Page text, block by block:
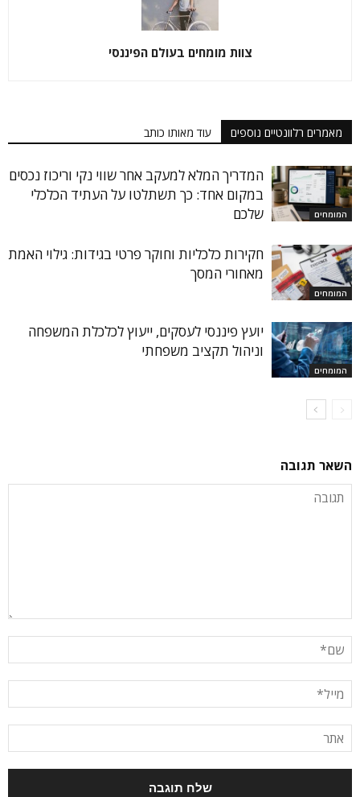
צוות מומחים בעולם הפיננסי
מאמרים רלוונטיים נוספים עוד מאותו כותב
המומחים
המדריך המלא למעקב אחר שווי נקי וריכוז נכסים
במקום אחד: כך תשתלטו על העתיד הכלכלי
שלכם
המומחים
חקירות כלכליות וחוקר פרטי בגידות: גילוי האמת
מאחורי המסך
המומחים
יועץ פיננסי לעסקים, ייעוץ לכלכלת המשפחה
וניהול תקציב משפחתי
השאר תגובה